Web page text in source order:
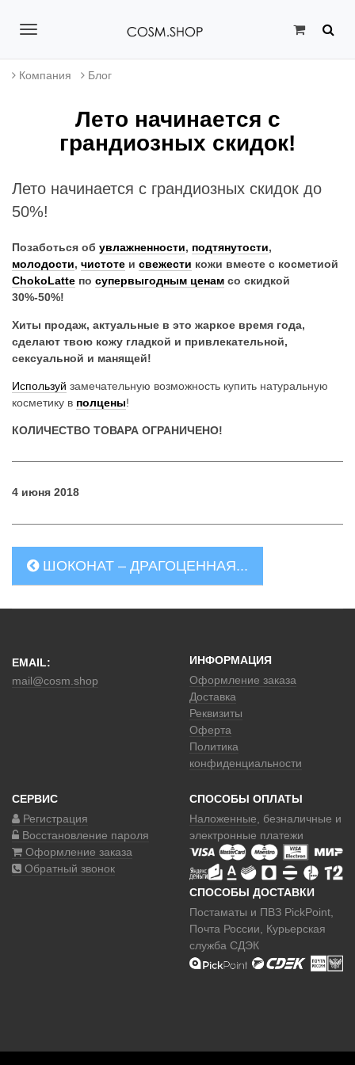
T
o
i
a
i
o
Компания Блог
Лето начинается с
грандиозных скидок!
Лето начинается с грандиозных скидок до
50%!
Позаботься об увлажненности, подтянутости,
молодости, чистоте и свежести кожи вместе с косметиой
ChokoLatte по супервыгодным ценам со скидкой
30%-50%!
Хиты продаж, актуальные в это жаркое время года,
сделают твою кожу гладкой и привлекательной,
сексуальной и манящей!
Используй замечательную возможность купить натуральную
косметику в полцены!
КОЛИЧЕСТВО ТОВАРА ОГРАНИЧЕНО!
4 июня 2018
ШОКОНАТ – ДРАГОЦЕННАЯ...
EMAIL:
mail@cosm.shop
ИНФОРМАЦИЯ
Оформление заказа
Доставка
Реквизиты
Оферта
Политика
конфиденциальности
СЕРВИС
Регистрация
Восстановление пароля
Оформление заказа
Обратный звонок
СПОСОБЫ ОПЛАТЫ
Наложенные , безналичные и
электронные платежи
СПОСОБЫ ДОСТАВКИ
Постаматы и ПВЗ PickPoint,
Почта России, Курьерская
служба СДЭК